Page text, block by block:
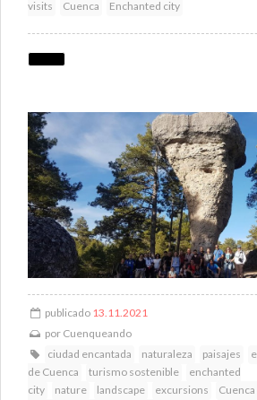
visits Cuenca Enchanted city
publicado 13.11.2021
por Cuenqueando
ciudad encantada
naturaleza paisajes
de Cuenca
turismo sostenible
enchanted
city
nature landscape excursions